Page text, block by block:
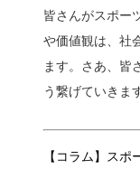
皆さんがスポー
や価値観は、社
ます。さあ、皆
う繋げていきま
【コラム】ス